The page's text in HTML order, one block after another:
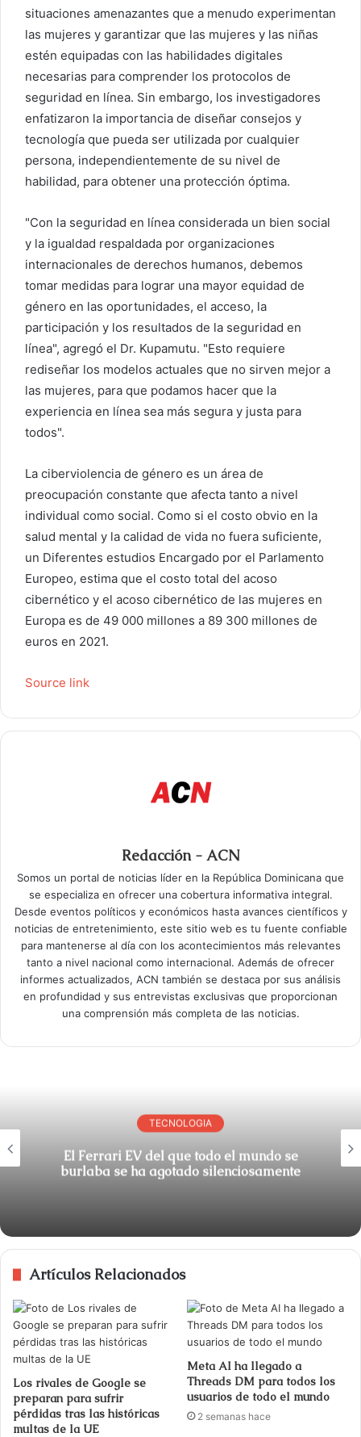
situaciones amenazantes que a menudo experimentan
las mujeres y garantizar que las mujeres y las niñas
estén equipadas con las habilidades digitales
necesarias para comprender los protocolos de
seguridad en línea. Sin embargo, los investigadores
enfatizaron la importancia de diseñar consejos y
tecnología que pueda ser utilizada por cualquier
persona, independientemente de su nivel de
habilidad, para obtener una protección óptima.
"Con la seguridad en línea considerada un bien social
y la igualdad respaldada por organizaciones
internacionales de derechos humanos, debemos
tomar medidas para lograr una mayor equidad de
género en las oportunidades, el acceso, la
participación y los resultados de la seguridad en
línea", agregó el Dr. Kupamutu. "Esto requiere
rediseñar los modelos actuales que no sirven mejor a
las mujeres, para que podamos hacer que la
experiencia en línea sea más segura y justa para
todos".
La ciberviolencia de género es un área de
preocupación constante que afecta tanto a nivel
individual como social. Como si el costo obvio en la
salud mental y la calidad de vida no fuera suficiente,
un Diferentes estudios Encargado por el Parlamento
Europeo, estima que el costo total del acoso
cibernético y el acoso cibernético de las mujeres en
Europa es de 49 000 millones a 89 300 millones de
euros en 2021.
Source link
Redacción - ACN
Somos un portal de noticias líder en la República Dominicana que
se especializa en ofrecer una cobertura informativa integral.
Desde eventos políticos y económicos hasta avances científicos y
noticias de entretenimiento, este sitio web es tu fuente confiable
para mantenerse al día con los acontecimientos más relevantes
tanto a nivel nacional como internacional. Además de ofrecer
informes actualizados, ACN también se destaca por sus análisis
en profundidad y sus entrevistas exclusivas que proporcionan
una comprensión más completa de las noticias.
TECNOLOGIA
El Ferrari EV del que todo el mundo se
burlaba se ha agotado silenciosamente
Artículos Relacionados
Los rivales de Google se
preparan para sufrir
pérdidas tras las históricas
multas de la UE
Meta AI ha llegado a
Threads DM para todos los
usuarios de todo el mundo
2 semanas hace